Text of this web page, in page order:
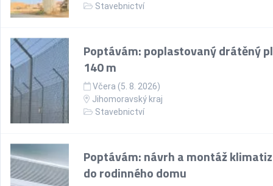
Stavebnictví
Poptávám: poplastovaný drátěný
140 m
Včera (5. 8. 2026)
Jihomoravský kraj
Stavebnictví
Poptávám: návrh a montáž
do rodinného domu